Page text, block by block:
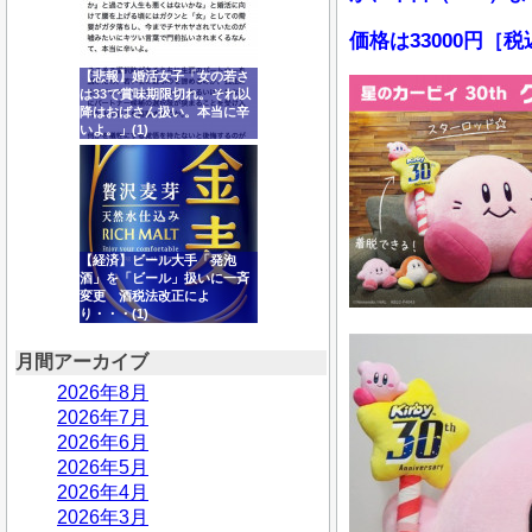
【悲報】婚活女子「女の若さ
は33で賞味期限切れ。それ以
降はおばさん扱い。本当に辛
いよ。」(1)
【経済】ビール大手「発泡
酒」を「ビール」扱いに一斉
変更 酒税法改正によ
り・・・(1)
月間アーカイブ
2026年8月
2026年7月
2026年6月
2026年5月
2026年4月
2026年3月
価格は33000円［税